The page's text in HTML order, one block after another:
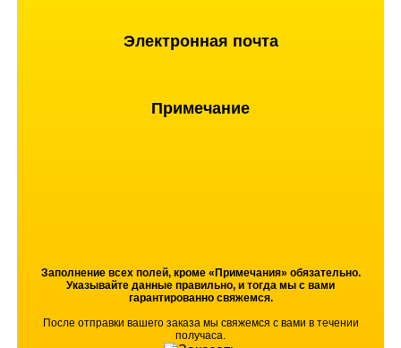
Электронная почта
Примечание
Заполнение всех полей, кроме «Примечания» обязательно.
Указывайте данные правильно, и тогда мы с вами
гарантированно свяжемся.
После отправки вашего заказа мы свяжемся с вами в течении
получаса.